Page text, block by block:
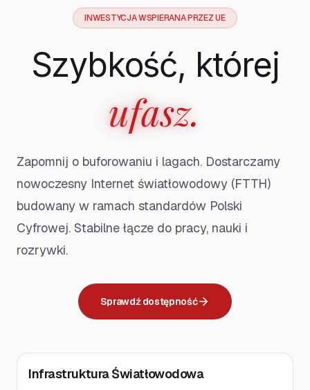
INWESTYCJA WSPIERANA PRZEZ UE
Szybkość, której
ufasz.
Zapomnij o buforowaniu i lagach. Dostarczamy
nowoczesny Internet światłowodowy (FTTH)
budowany w ramach standardów Polski
Cyfrowej. Stabilne łącze do pracy, nauki i
rozrywki.
Sprawdź dostępność
Infrastruktura Światłowodowa